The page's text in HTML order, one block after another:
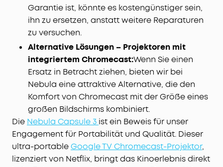
Garantie ist, könnte es kostengünstiger sein,
ihn zu ersetzen, anstatt weitere Reparaturen
zu versuchen.
Alternative Lösungen – Projektoren mit
integriertem Chromecast:Wenn Sie einen
Ersatz in Betracht ziehen, bieten wir bei
Nebula eine attraktive Alternative, die den
Komfort von Chromecast mit der Größe eines
großen Bildschirms kombiniert.
Die Nebula Capsule 3 ist ein Beweis für unser
Engagement für Portabilität und Qualität. Dieser
ultra-portableGoogle TV Chromecast-Projektor,
lizenziert von Netflix, bringt das Kinoerlebnis direkt